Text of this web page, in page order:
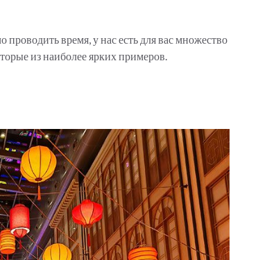
время, у нас есть для вас множество
из наиболее ярких примеров.